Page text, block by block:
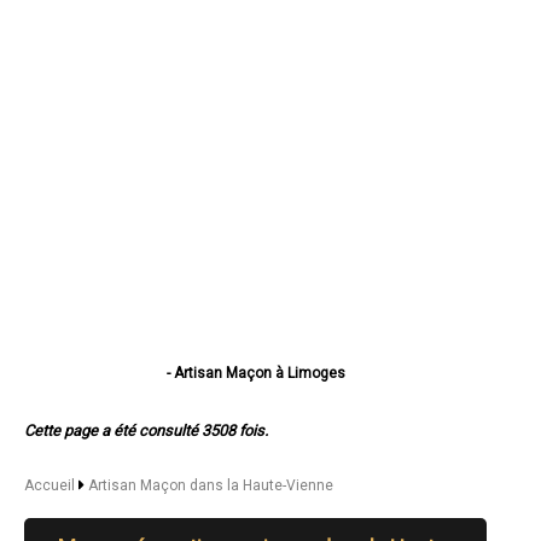
- Artisan Maçon à Limoges
- Artisan Maçon à Couzeix
- Artisan Maçon à Saint-Yrieix-la-Perche
Cette page a été consulté 3508 fois.
Accueil Artisan Maçon dans la Haute-Vienne